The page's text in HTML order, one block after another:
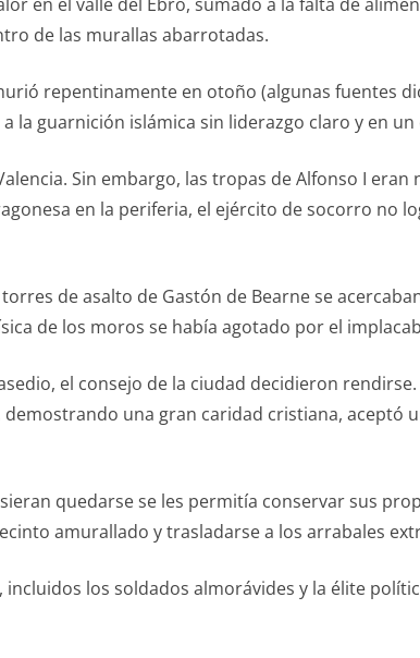
de las murallas abarrotadas.
repentinamente en otoño (algunas fuentes
la guarnición islámica sin liderazgo claro y en
Sin embargo, las tropas de Alfonso I
en la periferia, el ejército de socorro no
de asalto de Gastón de Bearne se
de los moros se había agotado por el
el consejo de la ciudad decidieron
una gran caridad cristiana, aceptó
quedarse se les permitía conservar sus
amurallado y trasladarse a los arrabales
los soldados almorávides y la élite